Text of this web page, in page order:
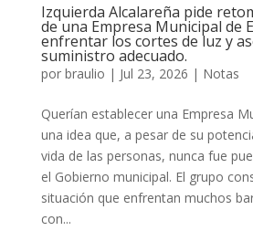
Izquierda Alcalareña pide
de una Empresa Municipal de
enfrentar los cortes de luz y
suministro adecuado.
por braulio | Jul 23, 2026 | Notas
Querían establecer una Empresa
una idea que, a pesar de su
vida de las personas, nunca fue
el Gobierno municipal. El grupo
situación que enfrentan muchos
con...